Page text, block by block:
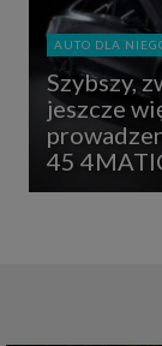
AUTO DLA
Szybszy,
jeszcze
45